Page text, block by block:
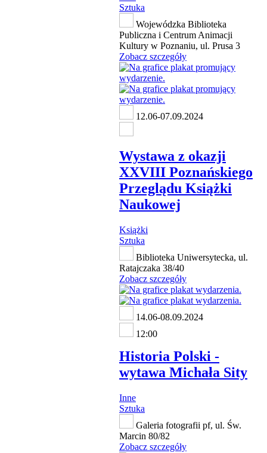
Sztuka
Wojewódzka Biblioteka
Publiczna i Centrum Animacji
Kultury w Poznaniu, ul. Prusa 3
Zobacz szczegóły
12.06-07.09.2024
Wystawa z okazji
XXVIII Poznańskiego
Przeglądu Książki
Naukowej
Książki
Sztuka
Biblioteka Uniwersytecka, ul.
Ratajczaka 38/40
Zobacz szczegóły
14.06-08.09.2024
12:00
Historia Polski -
wytawa Michała Sity
Inne
Sztuka
Galeria fotografii pf, ul. Św.
Marcin 80/82
Zobacz szczegóły